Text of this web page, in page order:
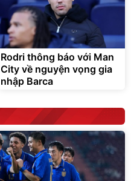
Rodri thông báo với Man
City về nguyện vọng gia
nhập Barca